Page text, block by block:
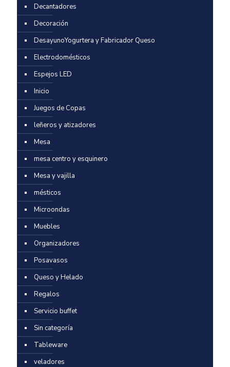
Decantadores
Decoración
DesayunoYogurtera y Fabricador Queso
Electrodomésticos
Espejos LED
Inicio
Juegos de Copas
leñeros y atizadores
Mesa
mesa centro y esquinero
Mesa y vajilla
mésticos
Microondas
Muebles
Organizadores
Posavasos
Queso y Helado
Regalos
Servicio buffet
Sin categoría
Tableware
veladores